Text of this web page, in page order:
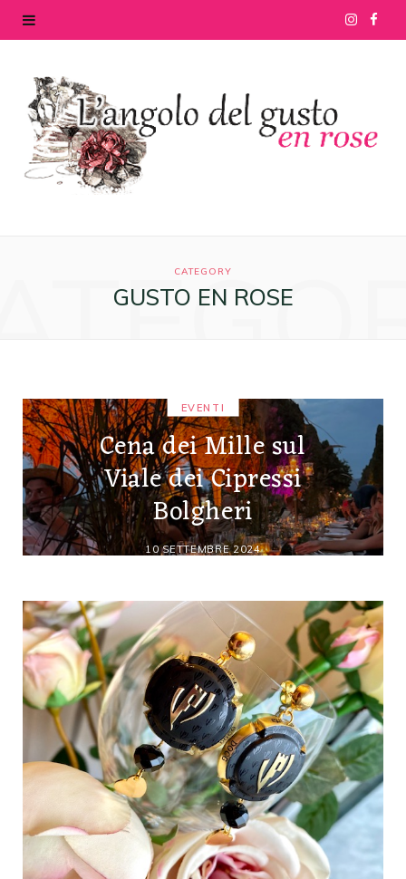
I
t e
CATEGORY
GUSTO EN ROSE
EVENTI
Cena dei Mille sul
Viale dei Cipressi
Bolgheri
10 SETTEMBRE 2024